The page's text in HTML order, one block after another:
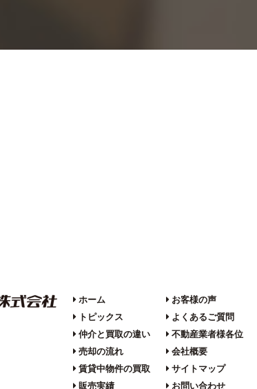
ホーム
トピックス
仲介と買取の違い
売却の流れ
賃貸中物件の買取
販売実績
お客様の声
よくあるご質問
不動産業者様各位
会社概要
サイトマップ
お問い合わせ